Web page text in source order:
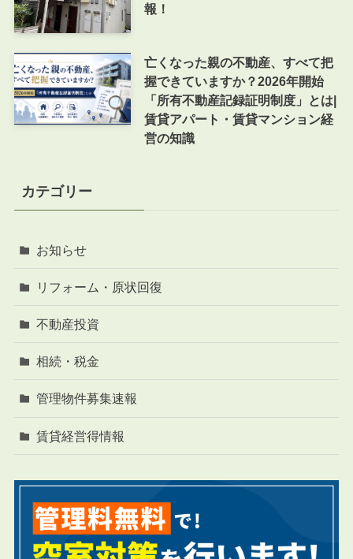
報！
亡くなった親の不動産、すべて把
握できていますか？2026年開始
「所有不動産記録証明制度」とは|
賃貸アパート・賃貸マンション経
営の知識
カテゴリー
お知らせ
リフォーム・原状回復
不動産投資
相続・税金
管理物件募集速報
賃貸経営得情報